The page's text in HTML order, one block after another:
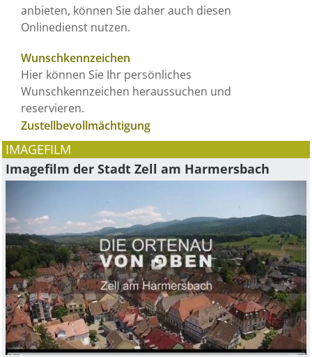
anbieten, können Sie daher auch diesen
Onlinedienst nutzen.
Wunschkennzeichen
Hier können Sie Ihr persönliches
Wunschkennzeichen heraussuchen und
reservieren.
Zustellbevollmächtigung
IMAGEFILM
Imagefilm der Stadt Zell am Harmersbach